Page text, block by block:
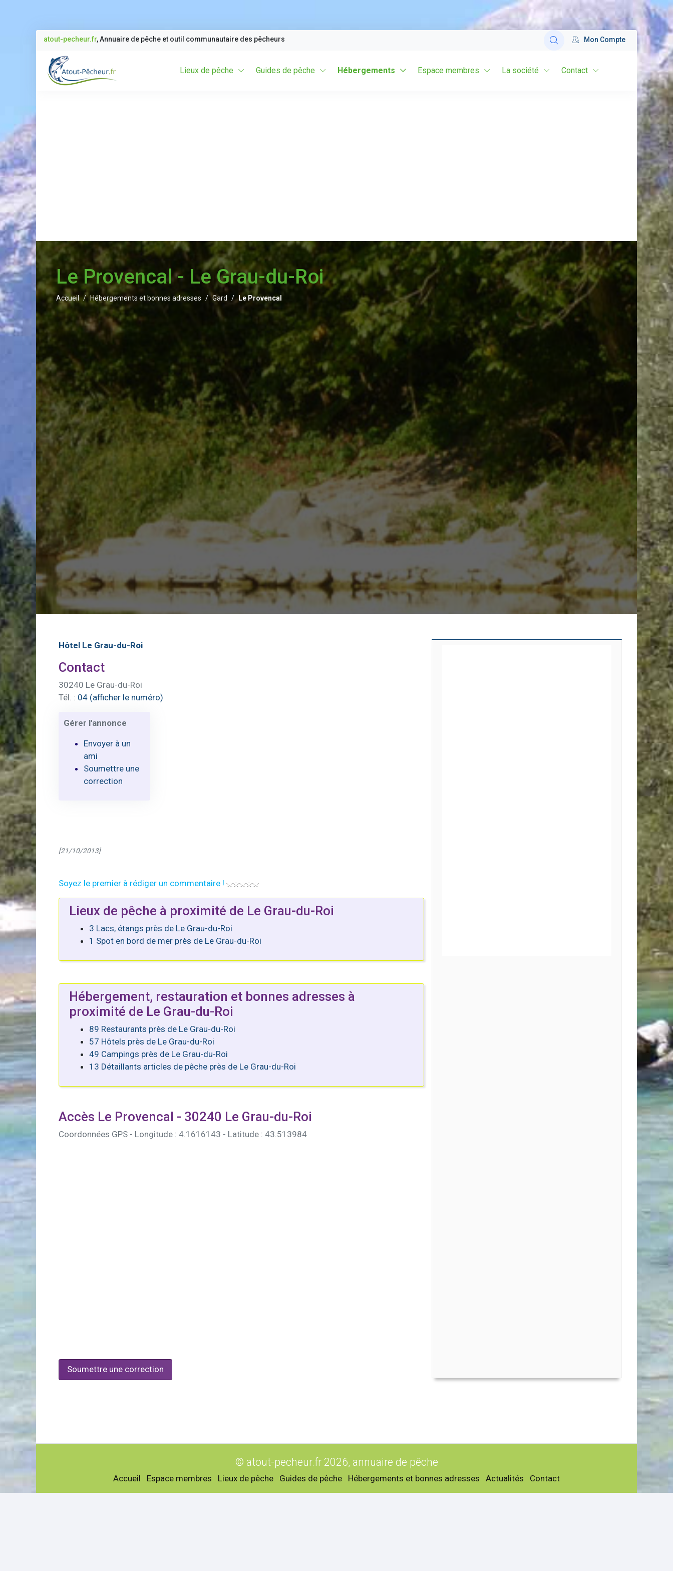
atout-pecheur.fr, Annuaire de pêche et outil communautaire des pêcheurs Mon Compte
Lieux de pêche Guides de pêche Hébergements Espace membres La société Contact
Le Provencal - Le Grau-du-Roi
Accueil Hébergements et bonnes adresses Gard Le Provencal
Hôtel Le Grau-du-Roi
Contact
30240 Le Grau-du-Roi
Tél. : 04 (afficher le numéro)
Gérer l'annonce
Envoyer à un
ami
Soumettre une
correction
[21/10/2013]
Soyez le premier à rédiger un commentaire !
Lieux de pêche à proximité de Le Grau-du-Roi
3 Lacs, étangs près de Le Grau-du-Roi
1 Spot en bord de mer près de Le Grau-du-Roi
Hébergement, restauration et bonnes adresses à
proximité de Le Grau-du-Roi
89 Restaurants près de Le Grau-du-Roi
57 Hôtels près de Le Grau-du-Roi
49 Campings près de Le Grau-du-Roi
13 Détaillants articles de pêche près de Le Grau-du-Roi
Accès Le Provencal - 30240 Le Grau-du-Roi
Coordonnées GPS - Longitude : 4.1616143 - Latitude : 43.513984
Soumettre une correction
© atout-pecheur.fr 2026, annuaire de pêche
Accueil Espace membres Lieux de pêche Guides de pêche Hébergements et bonnes adresses Actualités Contact